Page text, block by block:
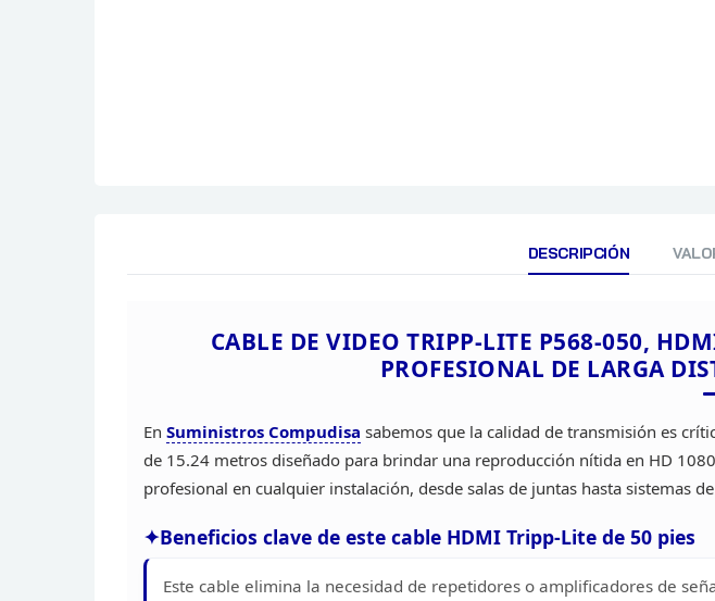
DESCRIPCIÓN
CABLE DE VIDEO TRIPP-LITE P568-050,
PROFESIONAL DE LARGA
En Suministros Compudisa sabemos que la calidad de transmisión es
de 15.24 metros diseñado para brindar una reproducción nítida en HD
profesional en cualquier instalación, desde salas de juntas hasta sistemas de
Beneficios clave de este cable HDMI Tripp-Lite de 50 pies
Este cable elimina la necesidad de repetidores o amplificadores de